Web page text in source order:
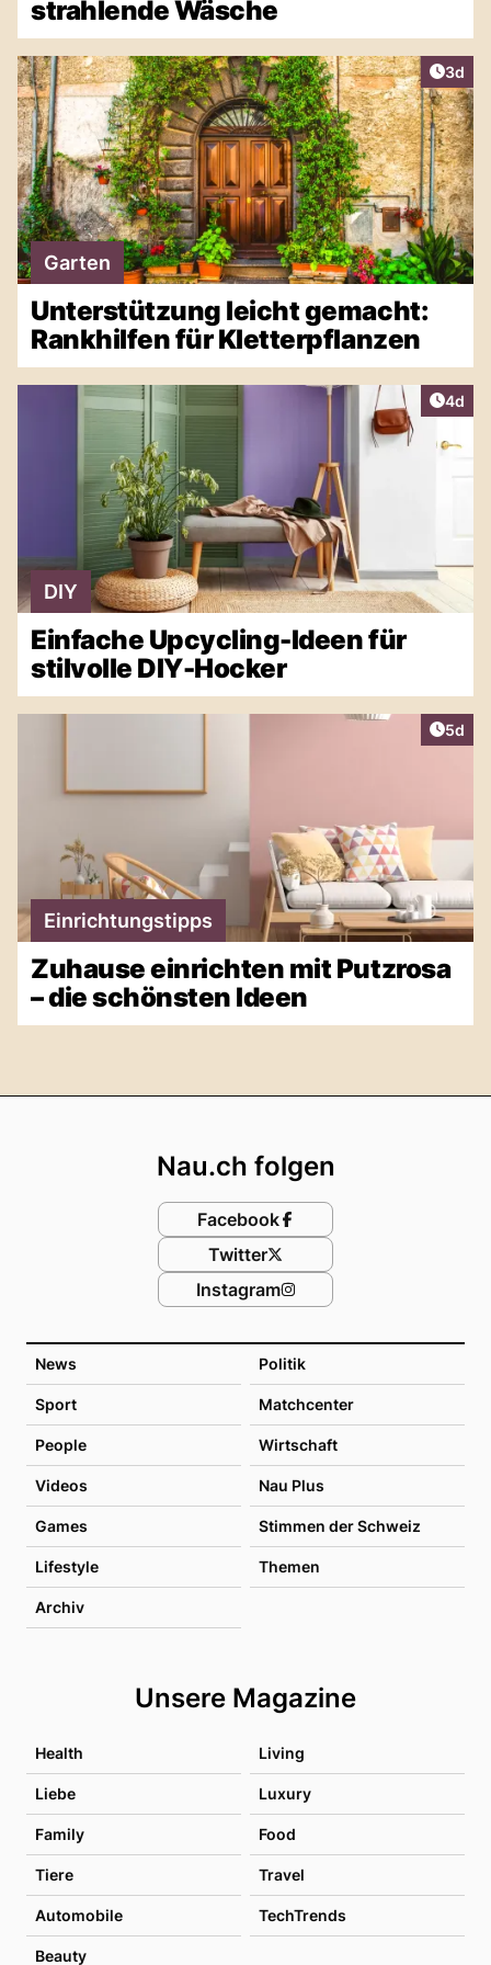
strahlende Wäsche
3d
Garten
Unterstützung leicht gemacht:
Rankhilfen für Kletterpflanzen
4d
DIY
Einfache Upcycling-Ideen für
stilvolle DIY-Hocker
5d
Einrichtungstipps
Zuhause einrichten mit Putzrosa
– die schönsten Ideen
News Politik
Sport Matchcenter
People Wirtschaft
Videos Nau Plus
Games Stimmen der Schweiz
Lifestyle Themen
Archiv
Unsere Magazine
Health Living
Liebe Luxury
Family Food
Tiere Travel
Automobile TechTrends
Beauty
Nau.ch folgen
Facebook
Twitter
Instagram